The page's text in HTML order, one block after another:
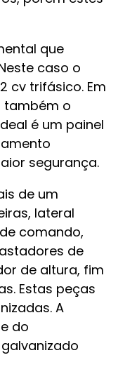
que
caso o
cv trifásico. Em
também o
é um painel
segurança.
de um
lateral
comando,
de
de altura, fim
Estas peças
A
do